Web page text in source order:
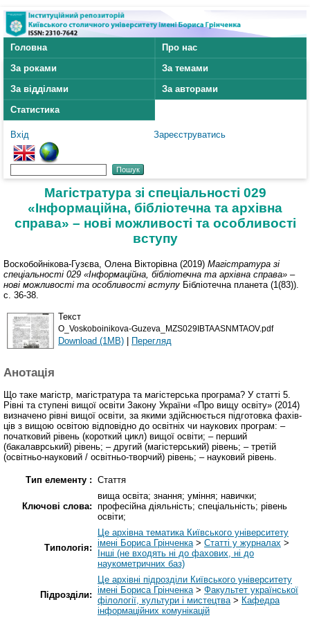
Головна
Про нас
За роками
За темами
За відділами
За авторами
Статистика
Вхід Зареєструватись
Магістратура зі спеціальності 029
«Інформаційна, бібліотечна та архівна
справа» – нові можливості та особливості
вступу
Воскобойнікова-Гузєва, Олена Вікторівна (2019) Магістратура зі
спеціальності 029 «Інформаційна, бібліотечна та архівна справа» –
нові можливості та особливості вступу Бібліотечна планета (1(83)).
с. 36-38.
Текст
O_Voskoboinikova-Guzeva_MZS029IBTAASNMTAOV.pdf
Download (1MB) | Перегляд
Анотація
Що таке магістр, магістратура та магістерська програма? У статті 5.
Рівні та ступені вищої освіти Закону України «Про вищу освіту» (2014)
визначено рівні вищої освіти, за якими здійснюється підготовка фахів-
ців з вищою освітою відповідно до освітніх чи наукових програм: –
початковий рівень (короткий цикл) вищої освіти; – перший
(бакалаврський) рівень; – другий (магістерський) рівень; – третій
(освітньо-науковий / освітньо-творчий) рівень; – науковий рівень.
Тип елементу : Стаття
Ключові слова:
вища освіта; знання; уміння; навички;
професійна діяльність; спеціальність; рівень
освіти;
Типологія:
Це архівна тематика Київського університету
імені Бориса Грінченка> Статті у журналах >
Інші (не входять ні до фахових, ні до
наукометричних баз)
Підрозділи:
Це архівні підрозділи Київського університету
імені Бориса Грінченка> Факультет української
філології, культури і мистецтва> Кафедра
інформаційних комунікацій